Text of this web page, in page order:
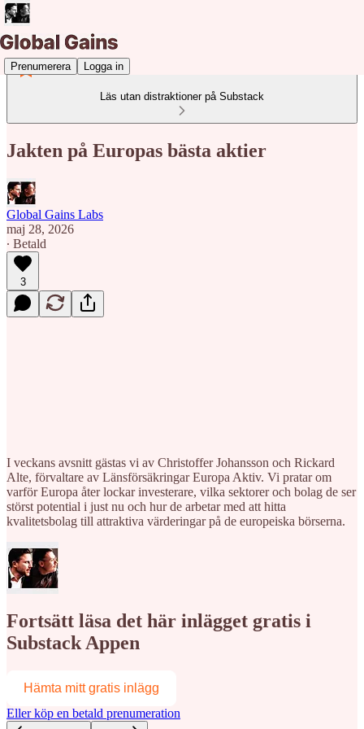
Prenumerera Logga in
Läs utan distraktioner på Substack
Jakten på Europas bästa aktier
Global Gains Labs
maj 28, 2026
∙ Betald
3
I veckans avsnitt gästas vi av Christoffer Johansson och Rickard
Alte, förvaltare av Länsförsäkringar Europa Aktiv. Vi pratar om
varför Europa åter lockar investerare, vilka sektorer och bolag de ser
störst potential i just nu och hur de arbetar med att hitta
kvalitetsbolag till attraktiva värderingar på de europeiska börserna.
Fortsätt läsa det här inlägget gratis i
Substack Appen
Hämta mitt gratis inlägg
Eller köp en betald prenumeration